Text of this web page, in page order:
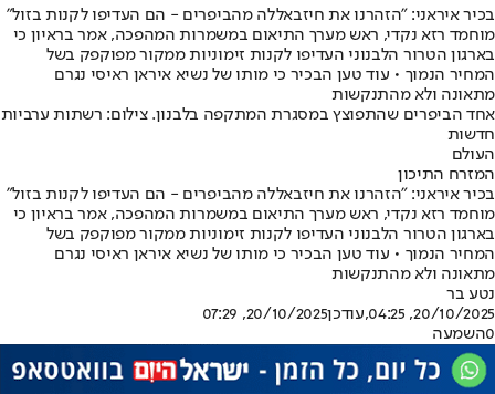
בכיר איראני: "הזהרנו את חיזבאללה מהביפרים - הם העדיפו לקנות בזול"
מוחמד רזא נקדי, ראש מערך התיאום במשמרות המהפכה, אמר בראיון כי
בארגון הטרור הלבנוני העדיפו לקנות זימוניות ממקור מפוקפק בשל
המחיר הנמוך • עוד טען הבכיר כי מותו של נשיא איראן ראיסי נגרם
מתאונה ולא מהתנקשות
אחד הביפרים שהתפוצץ במסגרת המתקפה בלבנון. צילום: רשתות ערביות
חדשות
העולם
המזרח התיכון
בכיר איראני: "הזהרנו את חיזבאללה מהביפרים - הם העדיפו לקנות בזול"
מוחמד רזא נקדי, ראש מערך התיאום במשמרות המהפכה, אמר בראיון כי
בארגון הטרור הלבנוני העדיפו לקנות זימוניות ממקור מפוקפק בשל
המחיר הנמוך • עוד טען הבכיר כי מותו של נשיא איראן ראיסי נגרם
מתאונה ולא מהתנקשות
נטע בר
20/10/2025, 04:25
,עודכן20/10/2025, 07:29
0השמעה